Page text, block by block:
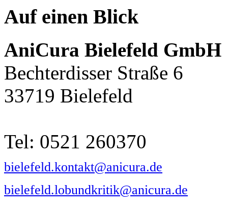
Auf einen Blick
AniCura Bielefeld GmbH
Bechterdisser Straße 6
33719 Bielefeld
Tel: 0521 260370
bielefeld.kontakt@anicura.de
bielefeld.lobundkritik@anicura.de